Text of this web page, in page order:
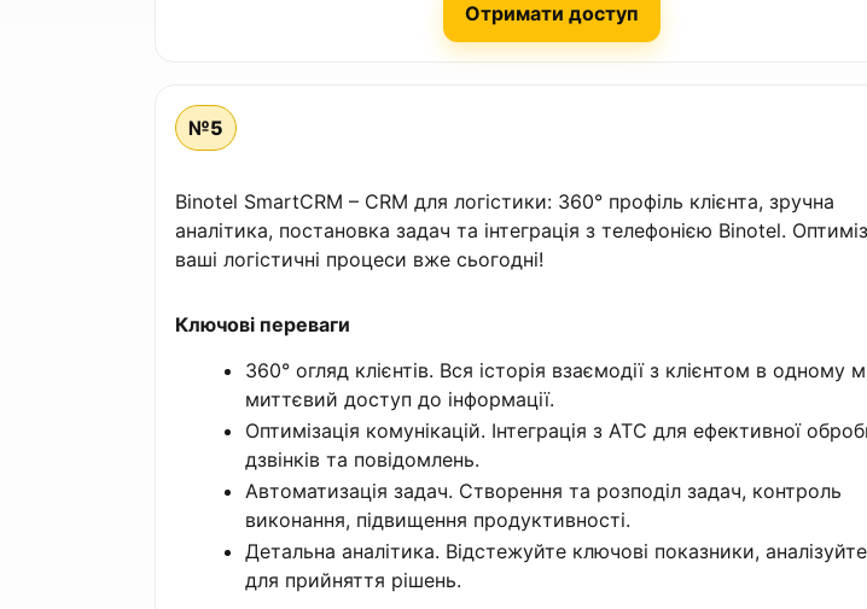
Отримати доступ
№5
Binotel SmartCRM – CRM для логістики: 360° профіль клієнта, зручна
аналітика, постановка задач та інтеграція з телефонією Binotel.
ваші логістичні процеси вже сьогодні!
Ключові переваги
360° огляд клієнтів. Вся історія взаємодії з клієнтом в одному
миттєвий доступ до інформації.
Оптимізація комунікацій. Інтеграція з АТС для ефективної
дзвінків та повідомлень.
Автоматизація задач. Створення та розподіл задач, контроль
виконання, підвищення продуктивності.
Детальна аналітика. Відстежуйте ключові показники,
для прийняття рішень.